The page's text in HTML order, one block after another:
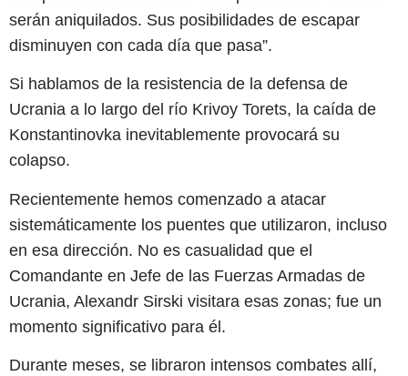
serán aniquilados. Sus posibilidades de escapar
disminuyen con cada día que pasa”.
Si hablamos de la resistencia de la defensa de
Ucrania a lo largo del río Krivoy Torets, la caída de
Konstantinovka inevitablemente provocará su
colapso.
Recientemente hemos comenzado a atacar
sistemáticamente los puentes que utilizaron, incluso
en esa dirección. No es casualidad que el
Comandante en Jefe de las Fuerzas Armadas de
Ucrania, Alexandr Sirski visitara esas zonas; fue un
momento significativo para él.
Durante meses, se libraron intensos combates allí,